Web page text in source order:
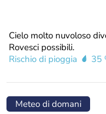
Cielo molto nuvoloso
Rovesci possibili.
Rischio di pioggia
35
Meteo di domani